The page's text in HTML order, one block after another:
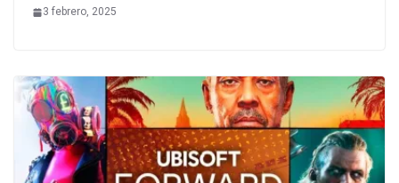
3 febrero, 2025